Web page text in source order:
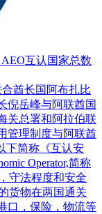
互认国家总数
酋长国阿布扎比
倪岳峰与阿联酋国
关总署和阿拉伯联
管理制度与阿联酋
下简称《互认安
Operator,简称
守法程度和安全
货物在两国通关
口，保险，物流等